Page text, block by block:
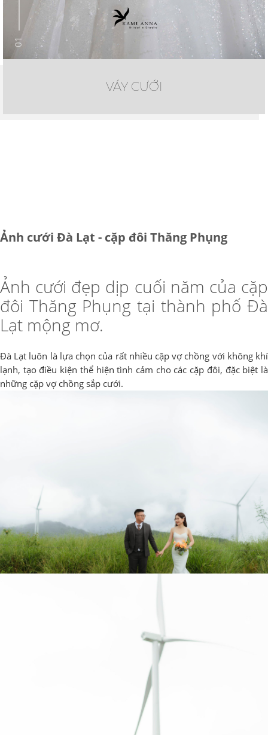
01
VÁY CƯỚI
Ảnh cưới Đà Lạt - cặp đôi Thăng Phụng
Ảnh cưới đẹp dịp cuối năm của cặp
đôi Thăng Phụng tại thành phố Đà
Lạt mộng mơ.
Đà Lạt luôn là lựa chọn của rất nhiều cặp vợ chồng với không khí
lạnh, tạo điều kiện thể hiện tình cảm cho các cặp đôi, đặc biệt là
những cặp vợ chồng sắp cưới.